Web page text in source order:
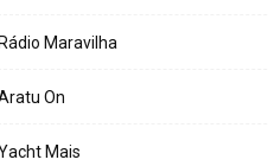
Maravilha
On
Mais